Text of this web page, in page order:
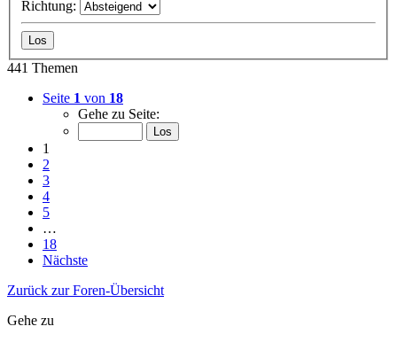
Richtung:
441 Themen
Seite 1 von 18
Gehe zu Seite:
1
2
3
4
5
…
18
Nächste
Zurück zur Foren-Übersicht
Gehe zu